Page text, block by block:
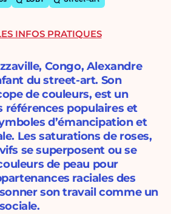
Congo, Alexandre
du street-art. Son
de couleurs, est un
références populaires et
d’émancipation et
Les saturations de roses,
se superposent ou se
de peau pour
raciales des
son travail comme un
INFOS PRATIQUES